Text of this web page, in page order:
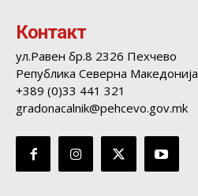
Контакт
ул.Равен бр.8 2326 Пехчево
Република Северна Македонија
+389 (0)33 441 321
gradonacalnik@pehcevo.gov.mk